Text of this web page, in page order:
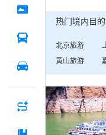
热门境内目
北京旅游
黄山旅游